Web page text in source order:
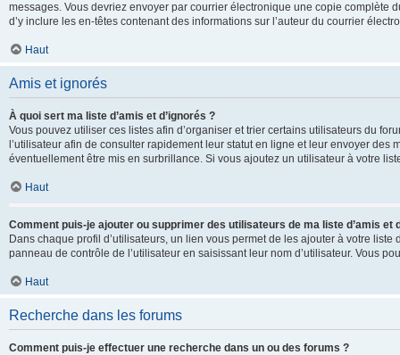
messages. Vous devriez envoyer par courrier électronique une copie complète
d’y inclure les en-têtes contenant des informations sur l’auteur du courrier
Haut
Amis et ignorés
À quoi sert ma liste d’amis et d’ignorés ?
Vous pouvez utiliser ces listes afin d’organiser et trier certains utilisateurs du
l’utilisateur afin de consulter rapidement leur statut en ligne et leur envoyer
éventuellement être mis en surbrillance. Si vous ajoutez un utilisateur à votre
Haut
Comment puis-je ajouter ou supprimer des utilisateurs de ma liste d’amis et
Dans chaque profil d’utilisateurs, un lien vous permet de les ajouter à votre
panneau de contrôle de l’utilisateur en saisissant leur nom d’utilisateur. Vous
Haut
Recherche dans les forums
Comment puis-je effectuer une recherche dans un ou des forums ?